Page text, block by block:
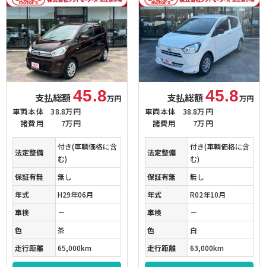
支払総額45.8万円
車両本体
38.8万円
諸費用
7万円
法定整備
付き(車輌価格に含
む)
保証有無
無し
年式
H29年06月
車検
－
色
茶
走行距離
65,000km
支払総額45.8万円
車両本体
38.8万円
諸費用
7万円
法定整備
付き(車輌価格に含
む)
保証有無
無し
年式
R02年10月
車検
－
色
白
走行距離
63,000km